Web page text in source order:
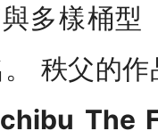
多樣桶型
秩父的
The